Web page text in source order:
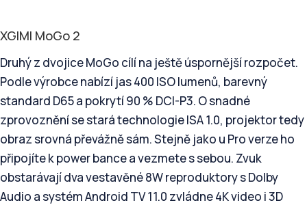
XGIMI MoGo 2
Druhý z dvojice MoGo cílí na ještě úspornější rozpočet.
Podle výrobce nabízí jas 400 ISO lumenů, barevný
standard D65 a pokrytí 90 % DCI-P3. O snadné
zprovoznění se stará technologie ISA 1.0, projektor tedy
obraz srovná převážně sám. Stejně jako u Pro verze ho
připojíte k power bance a vezmete s sebou. Zvuk
obstarávají dva vestavěné 8W reproduktory s Dolby
Audio a systém Android TV 11.0 zvládne 4K video i 3D